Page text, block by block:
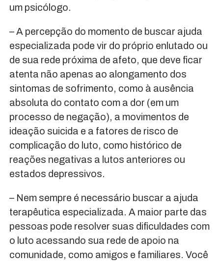
um psicólogo.
– A percepção do momento de buscar ajuda
especializada pode vir do próprio enlutado ou
de sua rede próxima de afeto, que deve ficar
atenta não apenas ao alongamento dos
sintomas de sofrimento, como à ausência
absoluta do contato com a dor (em um
processo de negação), a movimentos de
ideação suicida e a fatores de risco de
complicação do luto, como histórico de
reações negativas a lutos anteriores ou
estados depressivos.
– Nem sempre é necessário buscar a ajuda
terapêutica especializada. A maior parte das
pessoas pode resolver suas dificuldades com
o luto acessando sua rede de apoio na
comunidade, como amigos e familiares. Você